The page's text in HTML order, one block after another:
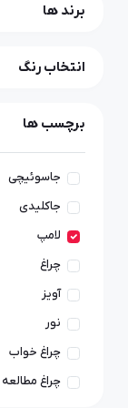
برند ها
انتخاب رنگ
برچسب ها
جاسوئیچی
جاکلیدی
لامپ
چراغ
آویز
نور
چراغ خواب
چراغ مطالعه